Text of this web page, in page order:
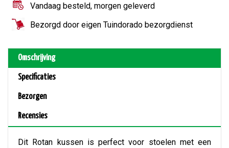
Vandaag besteld, morgen geleverd
Bezorgd door eigen Tuindorado bezorgdienst
Omschrijving
Specificaties
Bezorgen
Recensies
Dit Rotan kussen is perfect voor stoelen met een